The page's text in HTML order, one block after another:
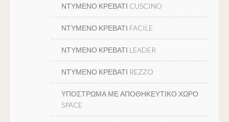
ΝΤΥΜΕΝΟ ΚΡΕΒΑΤΙ CUSCINO
ΝΤΥΜΕΝΟ ΚΡΕΒΑΤΙ FACILE
ΝΤΥΜΕΝΟ ΚΡΕΒΑΤΙ LEADER
ΝΤΥΜΕΝΟ ΚΡΕΒΑΤΙ REZZO
ΥΠΟΣΤΡΩΜΑ ΜΕ ΑΠΟΘΗΚΕΥΤΙΚΟ ΧΩΡΟ
SPACE